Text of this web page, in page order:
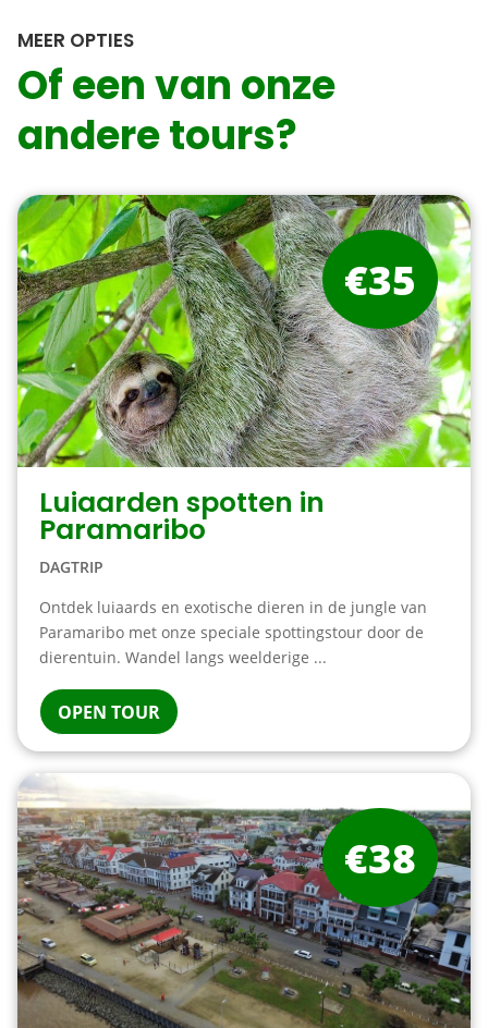
MEER OPTIES
Of een van onze
andere tours?
Luiaarden spotten in
Paramaribo
DAGTRIP
Ontdek luiaards en exotische dieren in de jungle van
Paramaribo met onze speciale spottingstour door de
dierentuin. Wandel langs weelderige ...
OPEN TOUR
€35
€38